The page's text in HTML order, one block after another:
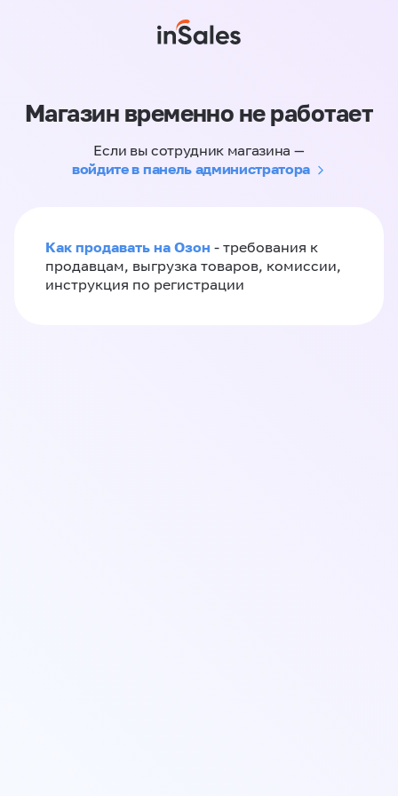
Магазин временно не работает
Если вы сотрудник магазина —
войдите в панель администратора
Как продавать на Озон - требования к
продавцам, выгрузка товаров, комиссии,
инструкция по регистрации